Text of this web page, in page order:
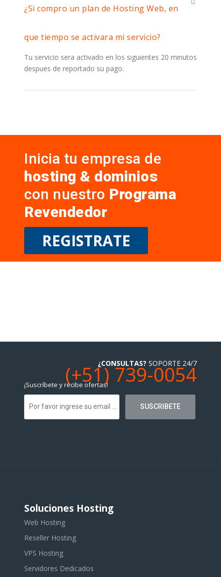
¿Si compro un plan de Hosting Web, en
que tiempo se activara mi servicio?
Tu servicio sera activado en los siguientes 20 minutos
despues de reportado su pago.
Inicia tu empresa de
hosting & dominios
con nuestro Programa
Revendedor
REGISTRATE
¿CONSULTAS? SOPORTE 24/7
(+51) 739-0054
¡Suscríbete y recibe ofertas!
Soluciones Hosting
Web Hosting
Reseller Hosting
VPS Hosting
Servidores Dedicados